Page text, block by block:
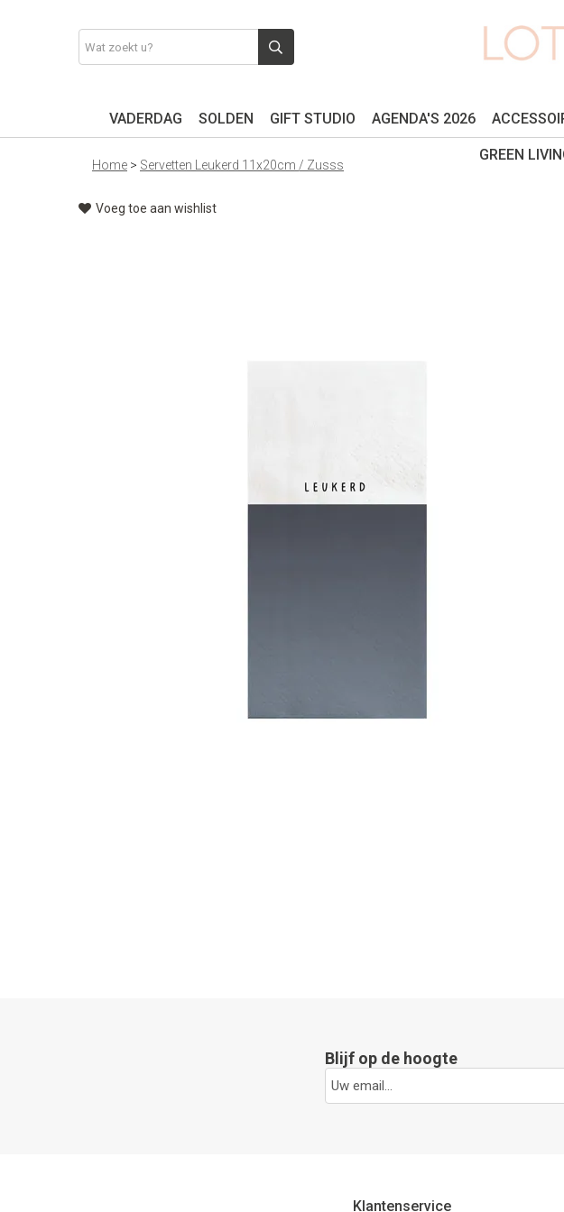
VADERDAG SOLDEN GIFT STUDIO AGENDA'S 2026
GREEN
Home > Servetten Leukerd 11x20cm / Zusss
Voeg toe aan wishlist
Blijf op de hoogte
Klantenservice